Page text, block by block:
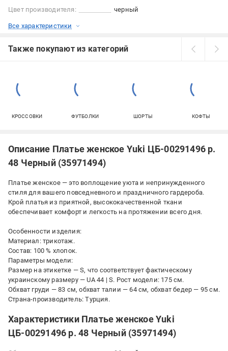
Цвет производителя:
черный
Все характеристики
Также покупают из категорий
КРОССОВКИ ФУТБОЛКИ ШОРТЫ КОФТЫ
Описание Платье женское Yuki ЦБ-00291496 р.
48 Черный (35971494)
Платье женское — это воплощение уюта и непринужденного
стиля для вашего повседневного и праздничного гардероба.
Крой платья из приятной, высококачественной ткани
обеспечивает комфорт и легкость на протяжении всего дня.
Особенности изделия:
Материал: трикотаж.
Состав: 100 % хлопок.
Параметры модели:
Размер на этикетке — S, что соответствует фактическому
украинскому размеру — UA 44 | S. Рост модели: 175 см.
Обхват груди — 83 см, обхват талии — 64 см, обхват бедер — 95 см.
Страна-производитель: Турция.
Характеристики Платье женское Yuki
ЦБ-00291496 р. 48 Черный (35971494)